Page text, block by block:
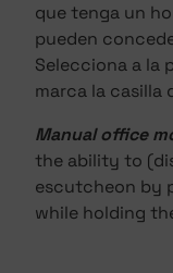
que tenga un
pueden
Selecciona a la
marca la casilla
Manual office
the ability to
escutcheon by
while holding